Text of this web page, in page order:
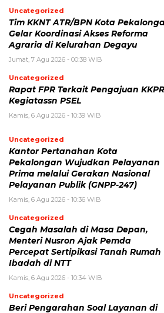
Uncategorized
Tim KKNT ATR/BPN Kota
Gelar Koordinasi Akses Reforma
Agraria di Kelurahan Degayu
Jumat, 7 Agu 2026 - 00:38 WIB
Uncategorized
Rapat FPR Terkait Pengajuan KKPR
Kegiatassn PSEL
Kamis, 6 Agu 2026 - 10:39 WIB
Uncategorized
Kantor Pertanahan Kota
Pekalongan Wujudkan Pelayanan
Prima melalui Gerakan Nasional
Pelayanan Publik (GNPP-247)
Kamis, 6 Agu 2026 - 10:36 WIB
Uncategorized
Cegah Masalah di Masa Depan,
Menteri Nusron Ajak Pemda
Percepat Sertipikasi Tanah Rumah
Ibadah di NTT
Kamis, 6 Agu 2026 - 10:34 WIB
Uncategorized
Beri Pengarahan Soal Layanan di